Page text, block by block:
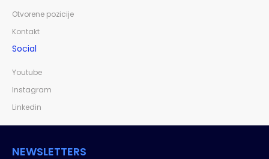
Otvorene pozicije
Kontakt
Social
Youtube
Instagram
Linkedin
NEWSLETTERS